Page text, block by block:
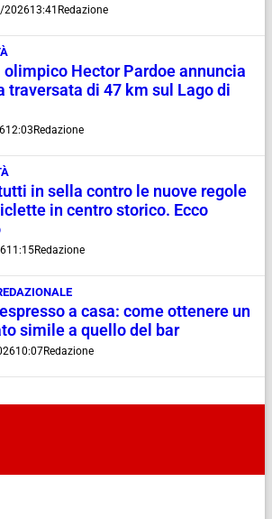
202613:41 Redazione
olimpico Hector Pardoe annuncia
traversata di 47 km sul Lago di
12:03 Redazione
in sella contro le nuove regole
in centro storico. Ecco
11:15Redazione
a casa: come ottenere un
simile a quello del bar
10:07Redazione